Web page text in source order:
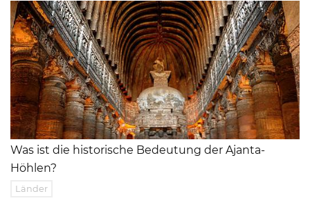
Was ist die historische Bedeutung der Ajanta-
Höhlen?
Länder